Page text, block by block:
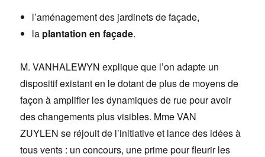
l’aménagement des jardinets de façade,
la plantation en façade.
M. VANHALEWYN explique que l’on adapte un
dispositif existant en le dotant de plus de moyens de
façon à amplifier les dynamiques de rue pour avoir
des changements plus visibles. Mme VAN
ZUYLEN se réjouit de l’initiative et lance des idées à
tous vents : un concours, une prime pour fleurir les